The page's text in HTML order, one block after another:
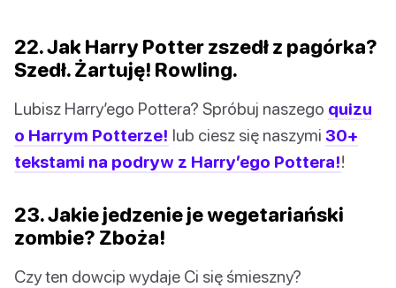
22. Jak Harry Potter zszedł z pagórka?
Szedł. Żartuję! Rowling.
Lubisz Harry’ego Pottera? Spróbuj naszego quizu
o Harrym Potterze! lub ciesz się naszymi 30+
tekstami na podryw z Harry’ego Pottera!!
23. Jakie jedzenie je wegetariański
zombie? Zboża!
Czy ten dowcip wydaje Ci się śmieszny?